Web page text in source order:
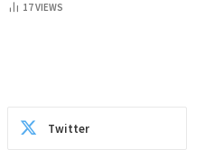
17VIEWS
Twitter